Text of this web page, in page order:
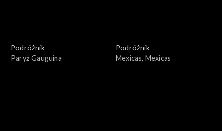
Podróżnik
Paryż Gauguina
Podróżnik
Mexicas, Mexicas